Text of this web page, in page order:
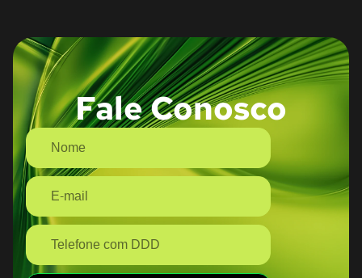
Fale Conosco